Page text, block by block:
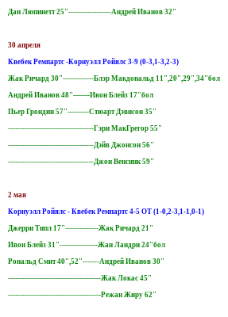
Дан Люпинетт 25"------------------Андрей Иванов 32"
30 апреля
Квебек Ремпартс -Корнуэлл Ройялс 3-9 (0-3,1-3,2-3)
Жак Ричард 30"-------------Блэр Макдональд 11",20",29",34"бол
Андрей Иванов 48"-------Ивон Блейз 17"бол
Пьер Грондин 57"---------Стюарт Дэвисон 35"
------------------------------------Гэри МакГрегор 55"
------------------------------------Дэйв Джонсон 56"
------------------------------------Джон Венсинк 59"
2 мая
Корнуэлл Ройялс - Квебек Ремпартс 4-5 ОТ (1-0,2-3,1-1,0-1)
Джерри Типл 17"--------------Жак Ричард 21"
Ивон Блейз 31"----------------Жан Ландри 24"бол
Рональд Смит 40",52"-------Андрей Иванов 30"
---------------------------------------Жак Локас 45"
---------------------------------------Режан Жиру 62"